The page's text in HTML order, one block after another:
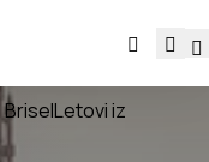
Letovi iz